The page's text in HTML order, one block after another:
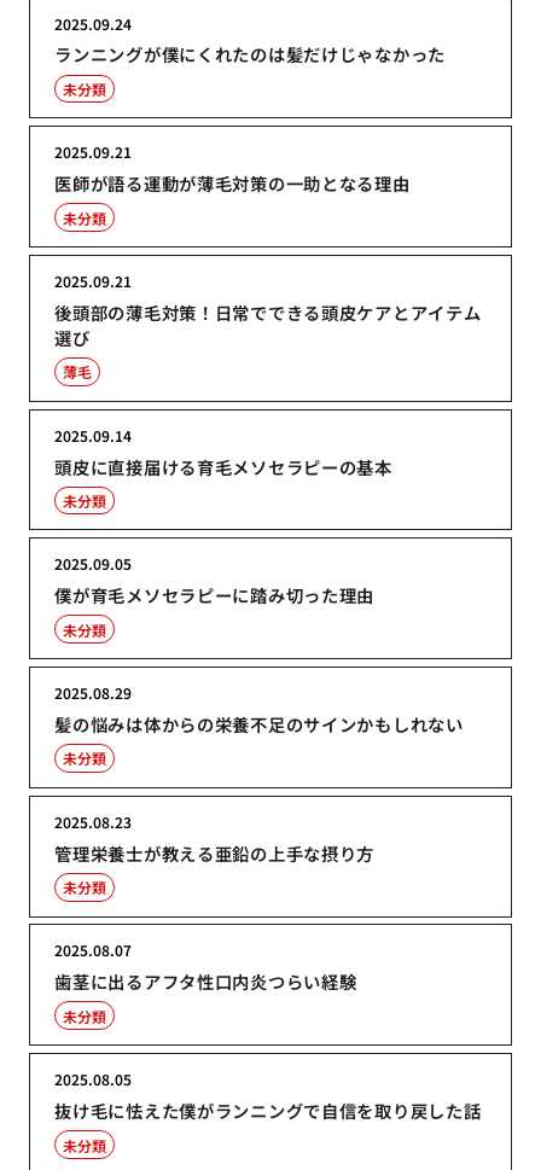
ランニングが僕にくれたのは髪だけじゃなかった
2025.09.24
未分類
医師が語る運動が薄毛対策の一助となる理由
2025.09.21
未分類
後頭部の薄毛対策！日常でできる頭皮ケアとアイテム
選び
2025.09.21
薄毛
頭皮に直接届ける育毛メソセラピーの基本
2025.09.14
未分類
僕が育毛メソセラピーに踏み切った理由
2025.09.05
未分類
髪の悩みは体からの栄養不足のサインかもしれない
2025.08.29
未分類
管理栄養士が教える亜鉛の上手な摂り方
2025.08.23
未分類
歯茎に出るアフタ性口内炎つらい経験
2025.08.07
未分類
抜け毛に怯えた僕がランニングで自信を取り戻した話
2025.08.05
未分類